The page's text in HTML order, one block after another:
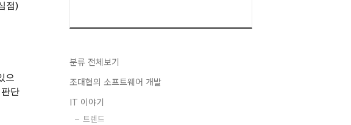
점)
으
단
분류 전체보기
조대협의 소프트웨어 개발
IT 이야기
트렌드